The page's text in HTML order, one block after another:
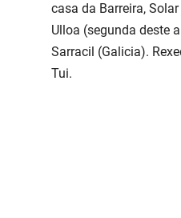
casa da Barreira,
Ulloa (segunda deste
Sarracil (Galicia).
Tui.